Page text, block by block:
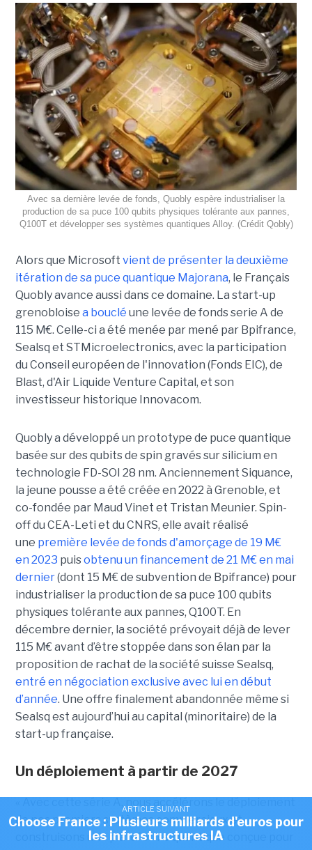
Avec sa dernière levée de fonds, Quobly espère industrialiser la
production de sa puce 100 qubits physiques tolérante aux pannes,
Q100T et développer ses systèmes quantiques Alloy. (Crédit Qobly)
Alors que Microsoft vient de présenter la deuxième
itération de sa puce quantique Majorana, le Français
Quobly avance aussi dans ce domaine. La start-up
grenobloise a bouclé une levée de fonds serie A de
115 M€. Celle-ci a été menée par mené par Bpifrance,
Sealsq et STMicroelectronics, avec la participation
du Conseil européen de l'innovation (Fonds EIC), de
Blast, d'Air Liquide Venture Capital, et son
investisseur historique Innovacom.
Quobly a développé un prototype de puce quantique
basée sur des qubits de spin gravés sur silicium en
technologie FD-SOI 28 nm. Anciennement Siquance,
la jeune pousse a été créée en 2022 à Grenoble, et
co-fondée par Maud Vinet et Tristan Meunier. Spin-
off du CEA-Leti et du CNRS, elle avait réalisé
une première levée de fonds d'amorçage de 19 M€
en 2023 puisobtenu un financement de 21 M€ en mai
dernier(dont 15 M€ de subvention de Bpifrance) pour
industrialiser la production de sa puce 100 qubits
physiques tolérante aux pannes, Q100T. En
décembre dernier, la société prévoyait déjà de lever
115 M€ avant d’être stoppée dans son élan par la
proposition de rachat de la société suisse Sealsq,
entré en négociation exclusive avec lui en début
d’année. Une offre finalement abandonnée même si
Sealsq est aujourd’hui au capital (minoritaire) de la
start-up française.
Un déploiement à partir de 2027
de nos premiers systèmes commerciaux et
construisons une plateforme quantique conçue pour
ARTICLE SUIVANT
Choose France : Plusieurs milliards d'euros pour
les infrastructures IA